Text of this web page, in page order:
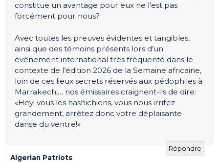
constitue un avantage pour eux ne l’est pas
forcément pour nous?
Avec toutes les preuves évidentes et tangibles,
ainsi que des témoins présents lors d’un
événement international très fréquenté dans le
contexte de l’édition 2026 de la Semaine africaine,
loin de ces lieux secrets réservés aux pédophiles à
Marrakech,… nos émissaires craignent-ils de dire:
«Hey! vous les hashichiens, vous nous irritez
grandement, arrêtez donc votre déplaisante
danse du ventre!»
Répondre
Algerian Patriots